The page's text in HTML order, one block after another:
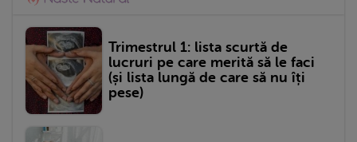
Trimestrul 1: lista scurtă de
lucruri pe care merită să le faci
(și lista lungă de care să nu îți
pese)